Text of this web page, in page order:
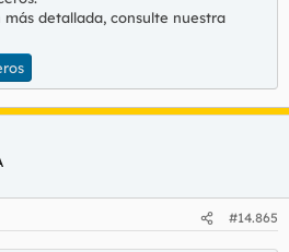
detallada, consulte nuestra
#14.865